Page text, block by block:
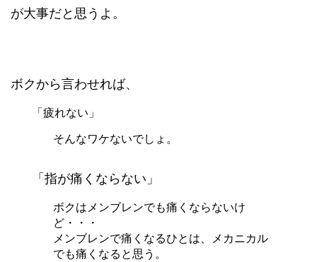
が大事だと思うよ。
ボクから言わせれば、
「疲れない」
そんなワケないでしょ。
「指が痛くならない」
ボクはメンブレンでも痛くならないけ
ど・・・
メンブレンで痛くなるひとは、メカニカル
でも痛くなると思う。